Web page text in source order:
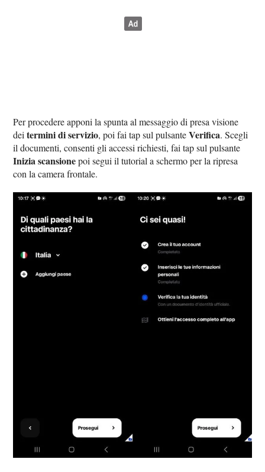
Per procedere apponi la spunta al messaggio di presa visione
deitermini di servizio, poi fai tap sul pulsanteVerifica. Scegli
il documenti, consenti gli accessi richiesti, fai tap sul pulsante
Inizia scansionepoi segui il tutorial a schermo per la ripresa
con la camera frontale.